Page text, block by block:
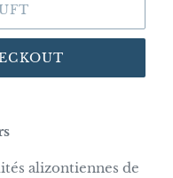
alizontiennes de